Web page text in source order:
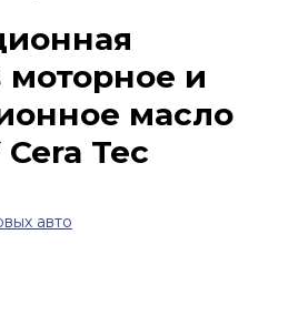
моторное и
масло
Cera Tec
авто